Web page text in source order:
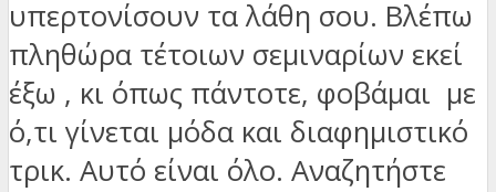
υπερτονίσουν τα λάθη σου. Βλέπω
πληθώρα τέτοιων σεμιναρίων εκεί
έξω , κι όπως πάντοτε, φοβάμαι με
ό,τι γίνεται μόδα και διαφημιστικό
τρικ. Αυτό είναι όλο. Αναζητήστε